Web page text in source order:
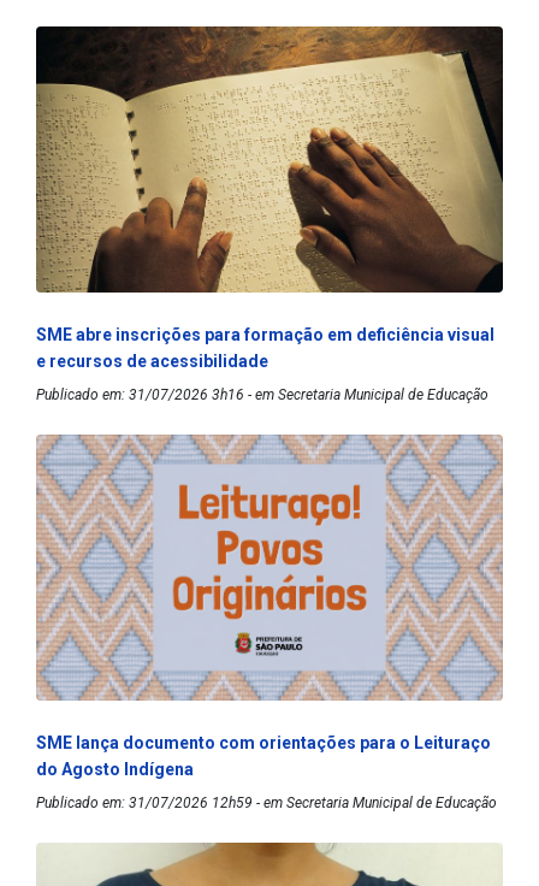
SME abre inscrições para formação em deficiência visual
e recursos de acessibilidade
Publicado em: 31/07/2026 3h16 - em Secretaria Municipal de Educação
SME lança documento com orientações para o Leituraço
do Agosto Indígena
Publicado em: 31/07/2026 12h59 - em Secretaria Municipal de Educação